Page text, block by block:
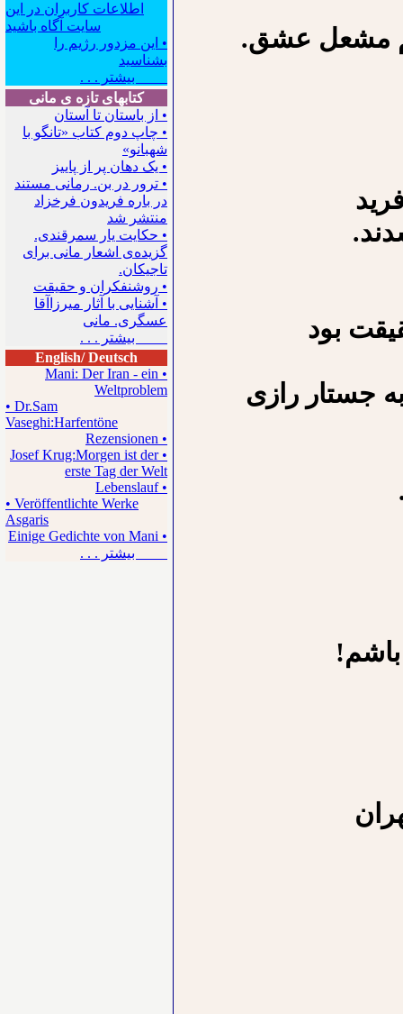
اطلاعات کاربران در این
سایت آگاه باشید
• این مزدور رژیم را
بشناسید
بیشتر . . .
کتابهای تازه ی مانی
• از باستان تا آستان
• چاپ دوم کتاب «تانگو با
شهبانو»
• یک دهان پر از پاییز
• ترور در بن. رمانی مستند
در باره فریدون فرخزاد
منتشر شد
• حکایت یار سمرقندی.
گزیده‌ی اشعار مانی برای
تاجیکان.
• روشنفکران و حقیقت
• آشنایی با آثار میرزاآقا
عسگری. مانی
بیشتر . . .
English/ Deutsch
• Mani: Der Iran - ein
Weltproblem
• Dr.Sam
Vaseghi:Harfentöne
• Rezensionen
• Josef Krug:Morgen ist der
erste Tag der Welt
• Lebenslauf
• Veröffentlichte Werke
Asgaris
• Einige Gedichte von Mani
بیشتر . . .
مشعل عشق.
بود
جستار رازی